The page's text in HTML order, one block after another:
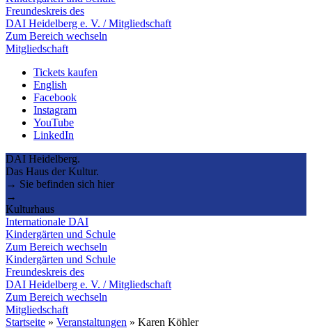
Freundeskreis des
DAI Heidelberg e. V. / Mitgliedschaft
Zum Bereich wechseln
Mitgliedschaft
Tickets kaufen
English
Facebook
Instagram
YouTube
LinkedIn
DAI Heidelberg.
Das Haus der Kultur.
→ Sie befinden sich hier
→
Kulturhaus
Internationale DAI
Kindergärten und Schule
Zum Bereich wechseln
Kindergärten und Schule
Freundeskreis des
DAI Heidelberg e. V. / Mitgliedschaft
Zum Bereich wechseln
Mitgliedschaft
Startseite » Veranstaltungen » Karen Köhler